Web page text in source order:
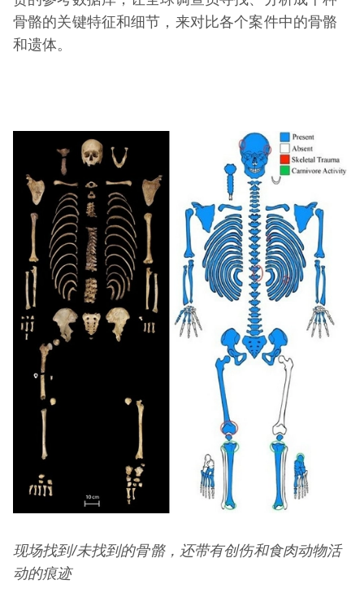
骨骼的关键特征和细节，来对比各个案件中的骨骼
和遗体。
现场找到/未找到的骨骼，还带有创伤和食肉动物活
动的痕迹